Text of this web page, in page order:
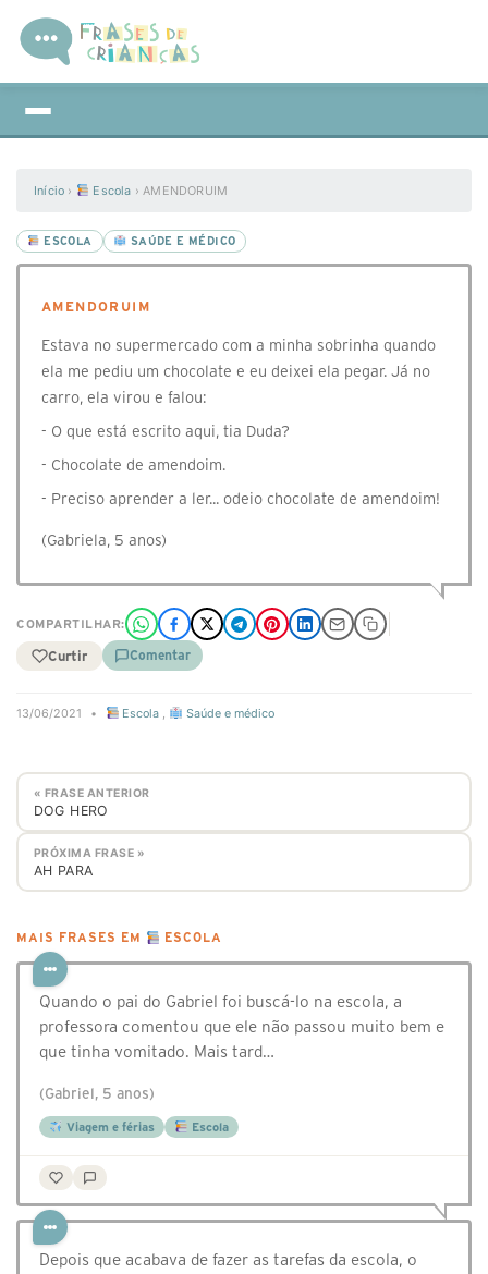
Início › Escola ›AMENDORUIM
ESCOLA SAÚDE E MÉDICO
AMENDORUIM
Estava no supermercado com a minha sobrinha quando
ela me pediu um chocolate e eu deixei ela pegar. Já no
carro, ela virou e falou:
- O que está escrito aqui, tia Duda?
- Chocolate de amendoim.
- Preciso aprender a ler... odeio chocolate de amendoim!
(Gabriela, 5 anos)
COMPARTILHAR:
Curtir Comentar
13/06/2021 • Escola , Saúde e médico
« FRASE ANTERIOR
DOG HERO
PRÓXIMA FRASE »
AH PARA
MAIS FRASES EM ESCOLA
Quando o pai do Gabriel foi buscá-lo na escola, a
professora comentou que ele não passou muito bem e
que tinha vomitado. Mais tard…
(Gabriel, 5 anos)
Viagem e férias Escola
Depois que acabava de fazer as tarefas da escola, o